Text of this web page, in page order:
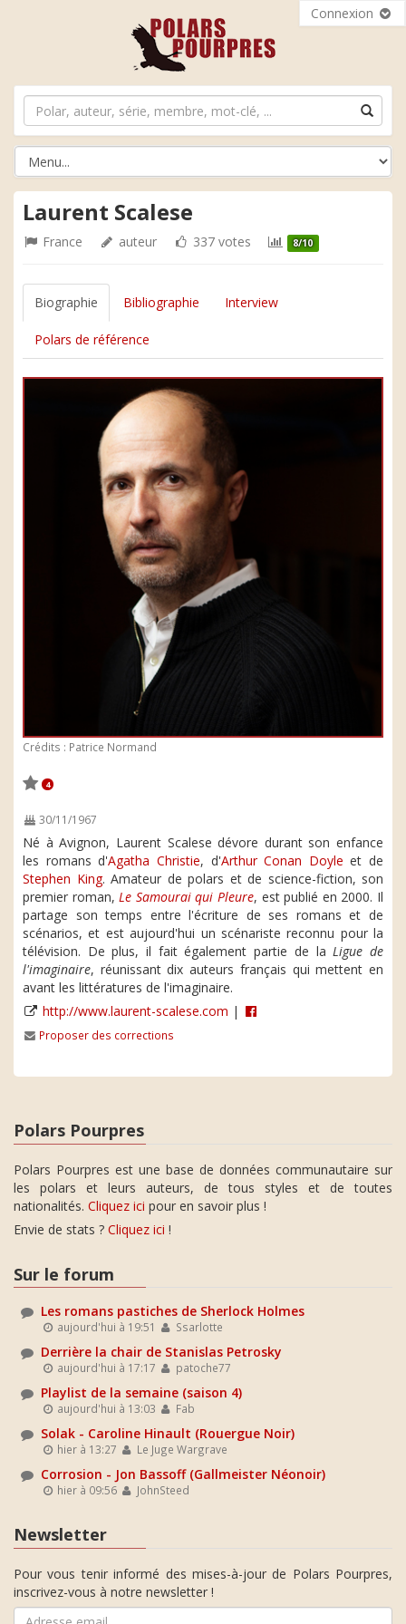
Connexion
Laurent Scalese
France auteur 337 votes 8/10
Biographie Bibliographie Interview
Polars de référence
Crédits : Patrice Normand
4
30/11/1967
Né à Avignon, Laurent Scalese dévore durant son enfance
les romans d'Agatha Christie, d'Arthur Conan Doyle et de
Stephen King. Amateur de polars et de science-fiction, son
premier roman,Le Samourai qui Pleure, est publié en 2000. Il
partage son temps entre l'écriture de ses romans et de
scénarios, et est aujourd'hui un scénariste reconnu pour la
télévision. De plus, il fait également partie de laLigue de
l'imaginaire, réunissant dix auteurs français qui mettent en
avant les littératures de l'imaginaire.
http://www.laurent-scalese.com |
Proposer des corrections
Polars Pourpres
Polars Pourpres est une base de données communautaire sur
les polars et leurs auteurs, de tous styles et de toutes
nationalités. Cliquez ici pour en savoir plus !
Envie de stats ? Cliquez ici !
Sur le forum
Les romans pastiches de Sherlock Holmes
aujourd'hui à 19:51 Ssarlotte
Derrière la chair de Stanislas Petrosky
aujourd'hui à 17:17 patoche77
Playlist de la semaine (saison 4)
aujourd'hui à 13:03 Fab
Solak - Caroline Hinault (Rouergue Noir)
hier à 13:27 Le Juge Wargrave
Corrosion - Jon Bassoff (Gallmeister Néonoir)
hier à 09:56 JohnSteed
Newsletter
Pour vous tenir informé des mises-à-jour de Polars Pourpres,
inscrivez-vous à notre newsletter !